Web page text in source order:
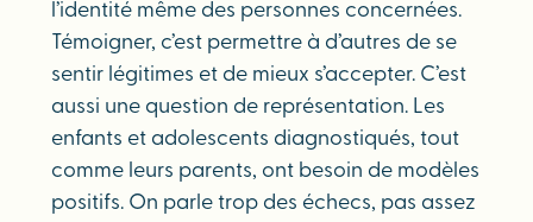
l’identité même des personnes concernées.
Témoigner, c’est permettre à d’autres de se
sentir légitimes et de mieux s’accepter. C’est
aussi une question de représentation. Les
enfants et adolescents diagnostiqués, tout
comme leurs parents, ont besoin de modèles
positifs. On parle trop des échecs, pas assez